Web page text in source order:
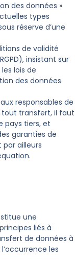
des données »
types
réserve d’une
de validité
insistant sur
lois de
des données
responsables de
transfert, il faut
pays tiers, et
garanties de
ailleurs
une
liés à
de données à
les